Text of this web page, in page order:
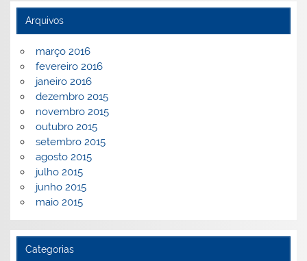
Arquivos
março 2016
fevereiro 2016
janeiro 2016
dezembro 2015
novembro 2015
outubro 2015
setembro 2015
agosto 2015
julho 2015
junho 2015
maio 2015
Categorias